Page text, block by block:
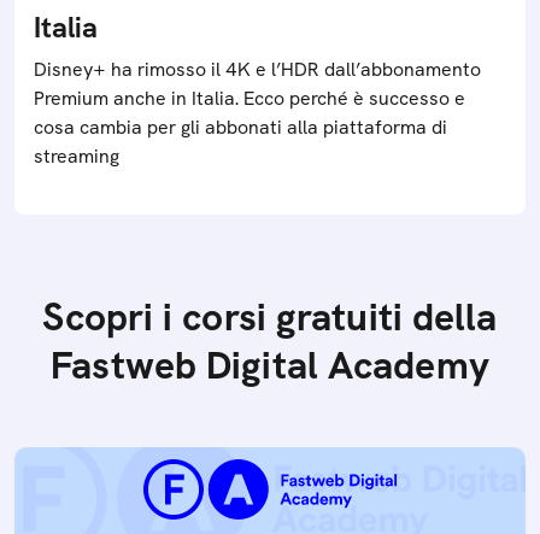
Italia
Disney+ ha rimosso il 4K e l’HDR dall’abbonamento
Premium anche in Italia. Ecco perché è successo e
cosa cambia per gli abbonati alla piattaforma di
streaming
Scopri i corsi gratuiti della
Fastweb Digital Academy